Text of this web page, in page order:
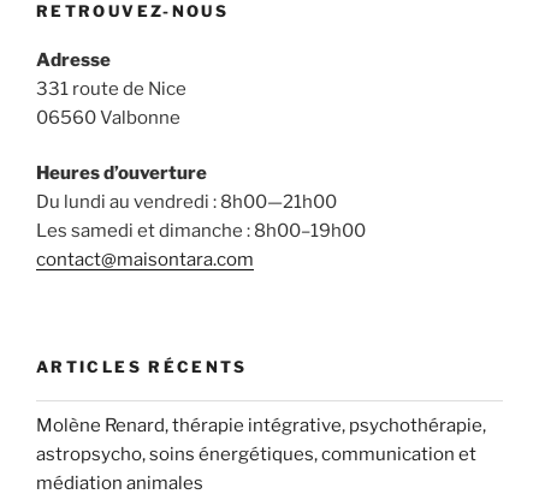
RETROUVEZ-NOUS
Adresse
331 route de Nice
06560 Valbonne
Heures d’ouverture
Du lundi au vendredi : 8h00—21h00
Les samedi et dimanche : 8h00–19h00
contact@maisontara.com
ARTICLES RÉCENTS
Molène Renard, thérapie intégrative, psychothérapie,
astropsycho, soins énergétiques, communication et
médiation animales